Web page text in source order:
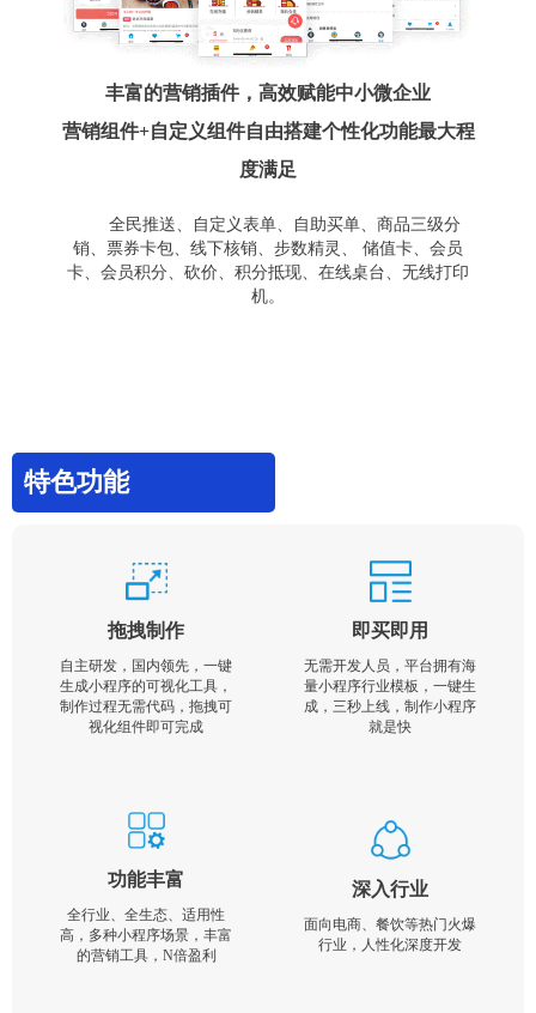
丰富的营销插件，高效赋能中小微企业
营销组件+自定义组件自由搭建个性化功能最大程
度满足
全民推送、自定义表单、自助买单、商品三级分
销、票券卡包、线下核销、步数精灵、 储值卡、会员
卡、会员积分、砍价、积分抵现、在线桌台、无线打印
机。
特色功能
拖拽制作
自主研发，国内领先，一键
生成小程序的可视化工具，
制作过程无需代码，拖拽可
视化组件即可完成
即买即用
无需开发人员，平台拥有海
量小程序行业模板，一键生
成，三秒上线，制作小程序
就是快
功能丰富
全行业、全生态、适用性
高，多种小程序场景，丰富
的营销工具，N倍盈利
深入行业
面向电商、餐饮等热门火爆
行业，人性化深度开发